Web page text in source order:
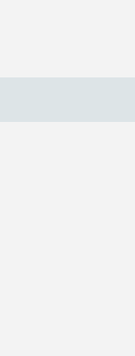
führen beim
noch nicht